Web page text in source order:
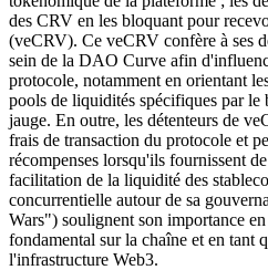
des CRV en les bloquant pour
(veCRV). Ce veCRV confère à ses
sein de la DAO Curve afin
protocole, notamment en orientant
pools de liquidités spécifiques par le
jauge. En outre, les détenteurs de
frais de transaction du protocole et
récompenses lorsqu'ils fournissent
facilitation de la liquidité des
concurrentielle autour de sa
Wars") soulignent son importance
fondamental sur la chaîne et en tant
l'infrastructure Web3.